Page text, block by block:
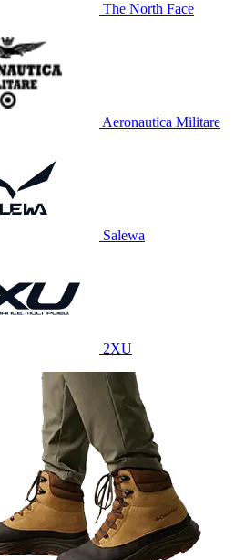
The North Face
Aeronautica Militare
Salewa
2XU